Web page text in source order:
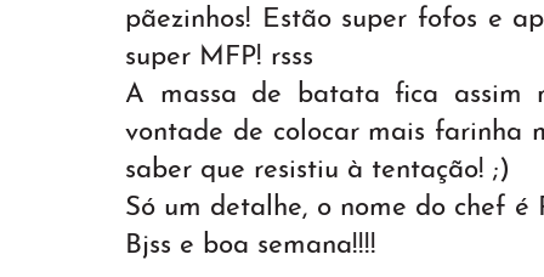
pãezinhos! Estão super fofos e
super MFP! rsss
A massa de batata fica assim
vontade de colocar mais farinha
saber que resistiu à tentação! ;)
Só um detalhe, o nome do chef é
Bjss e boa semana!!!!